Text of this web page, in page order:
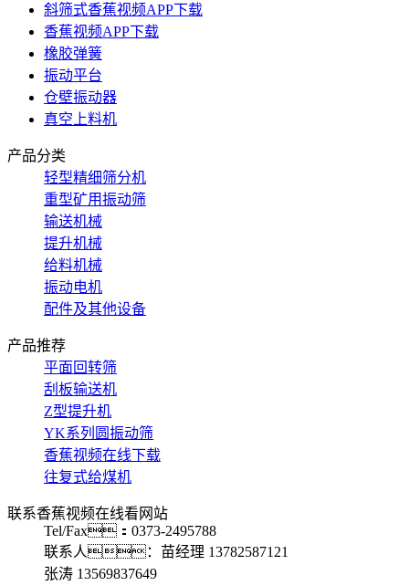
斜筛式香蕉视频APP下载
香蕉视频APP下载
橡胶弹簧
振动平台
仓壁振动器
真空上料机
产品分类
轻型精细筛分机
重型矿用振动筛
输送机械
提升机械
给料机械
振动电机
配件及其他设备
产品推荐
平面回转筛
刮板输送机
Z型提升机
YK系列圆振动筛
香蕉视频在线下载
往复式给煤机
联系香蕉视频在线看网站
Tel/Fax：0373-2495788
联系人：苗经理 13782587121
张涛 13569837649